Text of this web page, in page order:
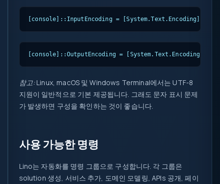
[console]::InputEncoding =
[console]::OutputEncoding =
참고: Linux, macOS 및 Windows Terminal에서는 UTF-8
지원이 일반적으로 기본 제공됩니다. 그래도 문자 표시 문제
가 발생하면 구성을 확인하는 것이 좋습니다.
사용 가능한 명령
Lino는 자동화를 명령 그룹으로 구성합니다. 각 그룹은
solution 생성, 서비스 추가, 도메인 모델링, APIs 공개, 페이